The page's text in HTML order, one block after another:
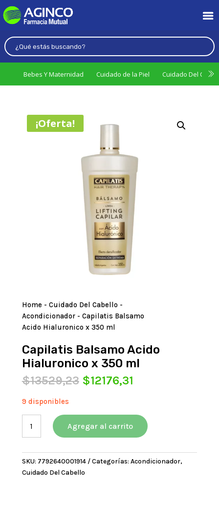
Bebes Y Maternidad Cuidado de la Piel Cuidado Del
¡Oferta!
Home - Cuidado Del Cabello -
Acondicionador- Capilatis Balsamo
Acido Hialuronico x 350 ml
Capilatis Balsamo Acido
Hialuronico x 350 ml
$13529,23 El
era:
$13529,23.
$12176,31
es:
$12176,31.
9 disponibles
Capilatis
Balsamo
Hialuronico
x
350
Agregar al carrito
SKU: 7792640001914 Categorías: Acondicionador,
Cuidado Del Cabello